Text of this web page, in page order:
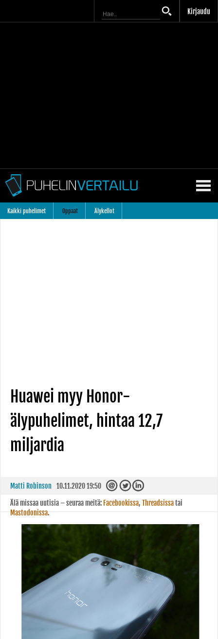
Kirjaudu
Kaikki puhelimet Oppaat Älykellot
Huawei myy Honor-
älypuhelimet, hintaa 12,7
miljardia
Matti Robinson 10.11.2020 19:50
Älä missaa uutisia – seuraa meitä: Facebookissa, Threadsissatai
Mastodonissa.